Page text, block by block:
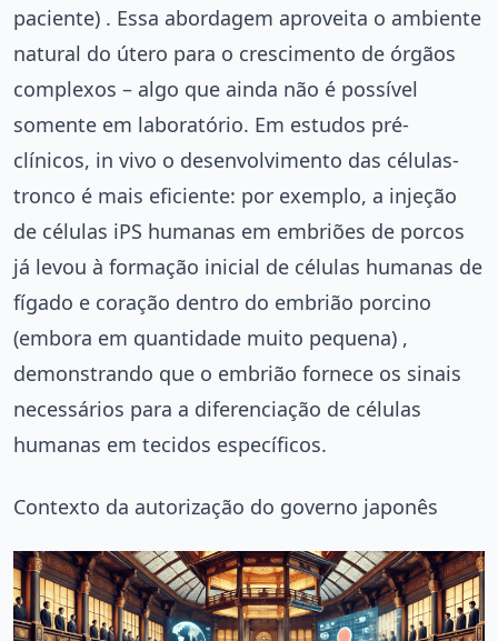
paciente) . Essa abordagem aproveita o ambiente
natural do útero para o crescimento de órgãos
complexos – algo que ainda não é possível
somente em laboratório. Em estudos pré-
clínicos, in vivo o desenvolvimento das células-
tronco é mais eficiente: por exemplo, a injeção
de células iPS humanas em embriões de porcos
já levou à formação inicial de células humanas de
fígado e coração dentro do embrião porcino
(embora em quantidade muito pequena) ,
demonstrando que o embrião fornece os sinais
necessários para a diferenciação de células
humanas em tecidos específicos.
Contexto da autorização do governo japonês